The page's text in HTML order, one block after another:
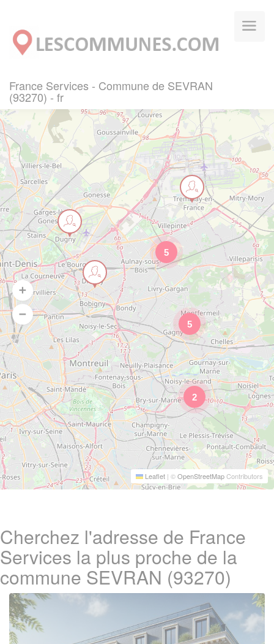
France Services - Commune de SEVRAN
(93270) - fr
2
5
5
Leaflet | ©OpenStreetMapContributors
Cherchez l'adresse de France
Services la plus proche de la
commune SEVRAN (93270)